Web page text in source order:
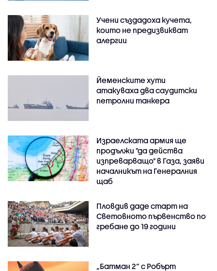
Учени създадоха кучета,
които не предизвикват
алергии
Йеменските хути
атакуваха два саудитски
петролни танкера
Израелската армия ще
продължи "да действа
изпреварващо" в Газа, заяви
началникът на Генералния
щаб
Пловдив даде старт на
Световното първенство по
гребане до 19 години
„Батман 2“ с Робърт